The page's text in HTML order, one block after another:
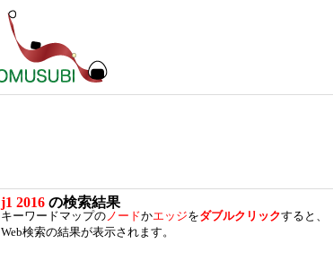
j1 2016の検索結果
キーワードマップのノードかエッジをダブルクリックすると、
Web検索の結果が表示されます。